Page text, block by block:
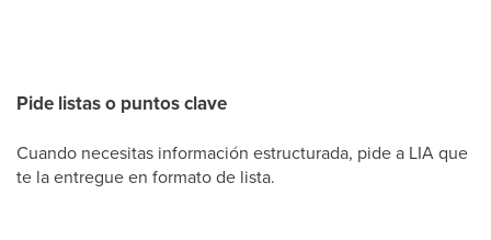
Pide listas o puntos clave
Cuando necesitas información estructurada, pide a LIA que
te la entregue en formato de lista.